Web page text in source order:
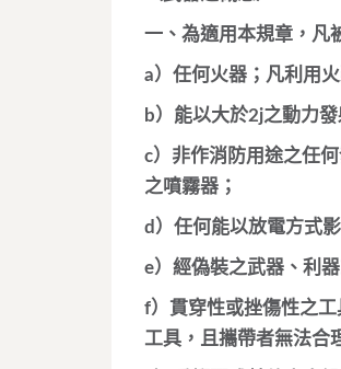
一、為適用本規章，凡
a）任何火器；凡利用
b）能以大於2j之動力
c）非作消防用途之任
之噴霧器；
d）任何能以放電方式
e）經偽裝之武器、利
f）貫穿性或挫傷性之
工具，且攜帶者無法合